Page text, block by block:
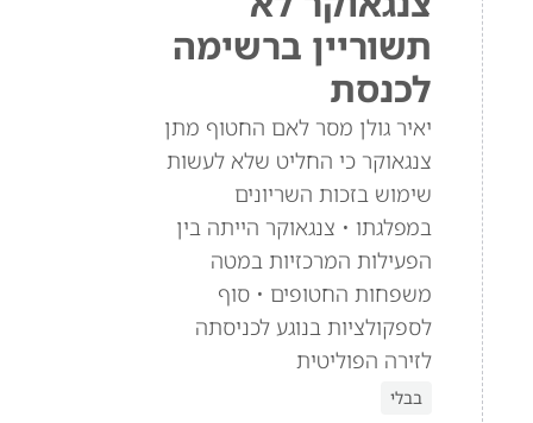
תשוריין ברשימה
לכנסת
יאיר גולן מסר לאם החטוף מתן
צנגאוקר כי החליט שלא לעשות
שימוש בזכות השריונים
במפלגתו • צנגאוקר הייתה בין
הפעילות המרכזיות במטה
משפחות החטופים • סוף
לספקולציות בנוגע לכניסתה
לזירה הפוליטית
בבלי